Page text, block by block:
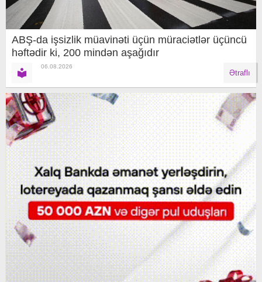
ABŞ-da işsizlik müavinəti üçün müraciətlər üçüncü
həftədir ki, 200 mindən aşağıdır
06.08.2026
Ətraflı